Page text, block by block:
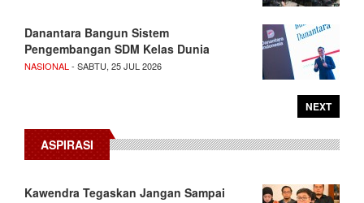
Danantara Bangun Sistem
Pengembangan SDM Kelas Dunia
NASIONAL - SABTU, 25 JUL 2026
NEXT
ASPIRASI
Kawendra Tegaskan Jangan Sampai